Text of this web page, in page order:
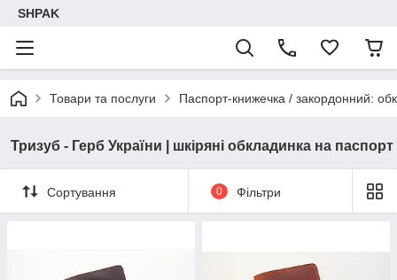
SHPAK
Товари та послуги Паспорт-книжечка / закордонний:
Тризуб - Герб України | шкіряні обкладинка на паспорт
Сортування 0 Фільтри